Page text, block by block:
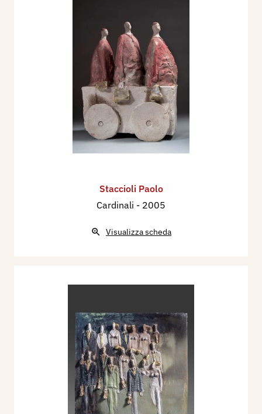
Staccioli Paolo
Cardinali - 2005
Visualizza scheda